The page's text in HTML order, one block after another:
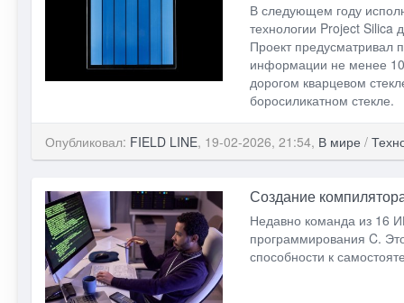
В следующем году
технологии Project Silica
Проект предусматривал
информации не менее 10
дорогом кварцевом
боросиликатном стекле.
Опубликовал: FIELD LINE, 19-02-2026, 21:54, В мире /
Создание
Недавно команда из 16
программирования C.
способности к